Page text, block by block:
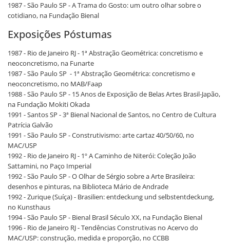
1987 - São Paulo SP - A Trama do Gosto: um outro olhar sobre o
cotidiano, na Fundação Bienal
Exposições Póstumas
1987 - Rio de Janeiro RJ - 1ª Abstração Geométrica: concretismo e
neoconcretismo, na Funarte
1987 - São Paulo SP - 1ª Abstração Geométrica: concretismo e
neoconcretismo, no MAB/Faap
1988 - São Paulo SP - 15 Anos de Exposição de Belas Artes Brasil-Japão,
na Fundação Mokiti Okada
1991 - Santos SP - 3ª Bienal Nacional de Santos, no Centro de Cultura
Patrícia Galvão
1991 - São Paulo SP - Construtivismo: arte cartaz 40/50/60, no
MAC/USP
1992 - Rio de Janeiro RJ - 1º A Caminho de Niterói: Coleção João
Sattamini, no Paço Imperial
1992 - São Paulo SP - O Olhar de Sérgio sobre a Arte Brasileira:
desenhos e pinturas, na Biblioteca Mário de Andrade
1992 - Zurique (Suíça) - Brasilien: entdeckung und selbstentdeckung,
no Kunsthaus
1994 - São Paulo SP - Bienal Brasil Século XX, na Fundação Bienal
1996 - Rio de Janeiro RJ - Tendências Construtivas no Acervo do
MAC/USP: construção, medida e proporção, no CCBB